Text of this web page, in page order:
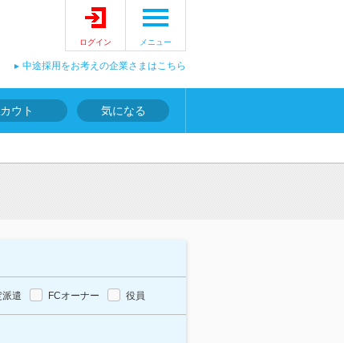
ログイン メニュー
中途採用をお考えの企業さまはこちら
ウト 気になる
遣 FCオーナー 役員